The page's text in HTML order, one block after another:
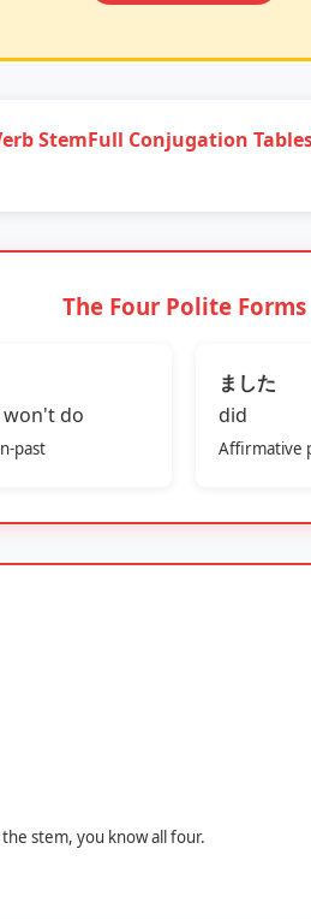
StemFull Conjugation
The Four Polite Forms
do
ました
did
Affirmative
stem, you know all four.